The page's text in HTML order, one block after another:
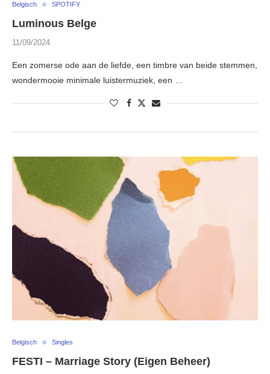
Belgisch SPOTIFY
Luminous Belge
11/09/2024
Een zomerse ode aan de liefde, een timbre van beide stemmen,
wondermooie minimale luistermuziek, een …
Belgisch Singles
FESTI – Marriage Story (Eigen Beheer)